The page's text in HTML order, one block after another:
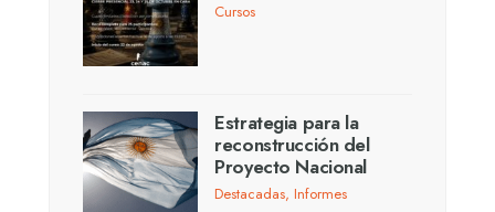
Cursos
Estrategia para la
reconstrucción del
Proyecto Nacional
Destacadas, Informes